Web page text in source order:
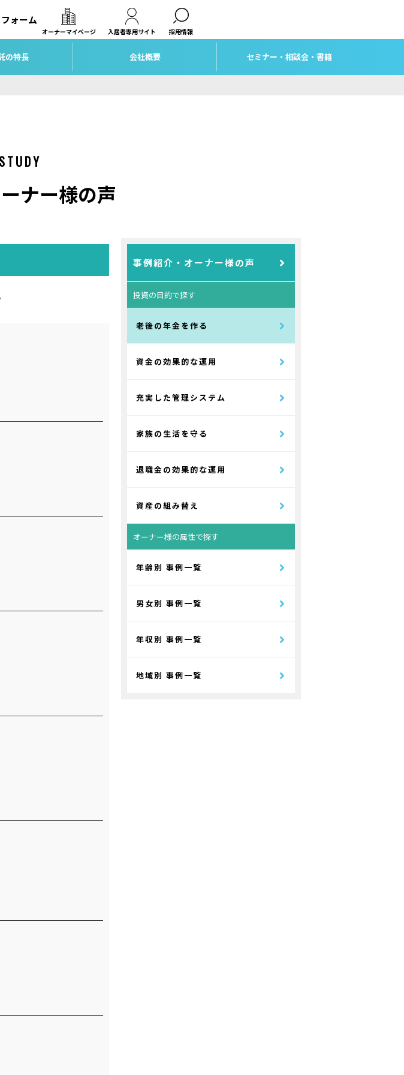
フォーム
オーナーマイページ 入居者専用サイト 採用情報
の特長 会社概要 セミナー・相談会・書籍
ナー様の声
事例紹介・オーナー様の声
投資の目的で探す
老後の年金を作る
資金の効果的な運用
充実した管理システム
家族の生活を守る
退職金の効果的な運用
資産の組み替え
オーナー様の属性で探す
年齢別 事例一覧
男女別 事例一覧
年収別 事例一覧
地域別 事例一覧